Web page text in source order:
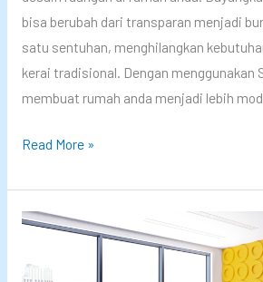
bisa berubah dari transparan menjadi
satu sentuhan, menghilangkan
kerai tradisional. Dengan menggunakan
membuat rumah anda menjadi lebih
S
a
r
G
Read More »